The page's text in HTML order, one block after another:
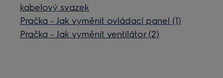
kabelový svazek
Pračka - Jak vyměnit ovládací panel (1)
Pračka - Jak vyměnit ventilátor (2)